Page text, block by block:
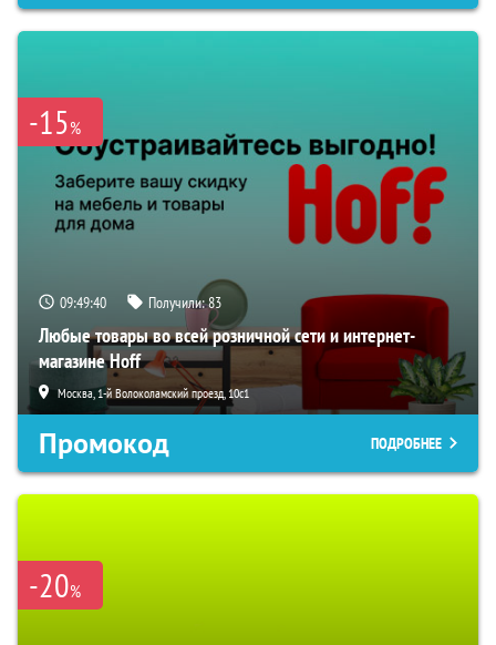
-15%
09:49:39 Получили:83
Любые товары во всей розничной сети и интернет-
магазине Hoff
Москва, 1-й Волоколамский проезд, 10с1
Промокод ПОДРОБНЕЕ
-20%